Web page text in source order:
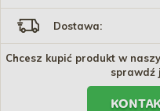
Dostawa:
Chcesz kupić produkt w
sprawdź